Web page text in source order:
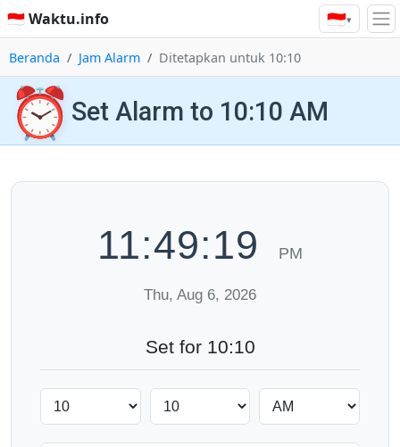
🇮🇩 Waktu.info 🇮🇩▾
Beranda Jam Alarm Ditetapkan untuk 10:10
⏰ Set Alarm to 10:10 AM
11:49:20 PM
Thu, Aug 6, 2026
Set for 10:10